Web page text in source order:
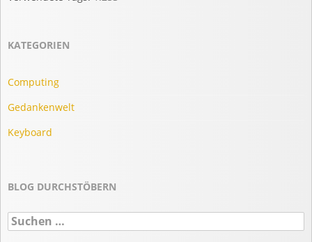
KATEGORIEN
Computing
Gedankenwelt
Keyboard
BLOG DURCHSTÖBERN
Suchen
nach: